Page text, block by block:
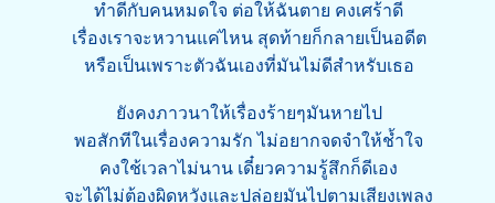
ทำดีกับคนหมดใจ ต่อให้ฉันตาย คงเศร้าดี
เรื่องเราจะหวานแค่ไหน สุดท้ายก็กลายเป็นอดีต
หรือเป็นเพราะตัวฉันเองที่มันไม่ดีสำหรับเธอ
ยังคงภาวนาให้เรื่องร้ายๆมันหายไป
พอสักทีในเรื่องความรัก ไม่อยากจดจำให้ช้ำใจ
คงใช้เวลาไม่นาน เดี๋ยวความรู้สึกก็ดีเอง
จะได้ไม่ต้องผิดหวังและปล่อยมันไปตามเสียงเพลง